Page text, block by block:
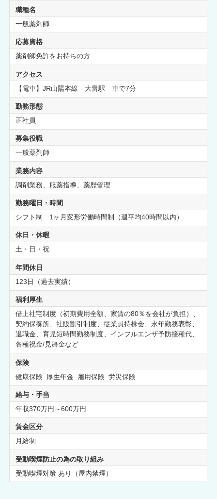
職種名
一般薬剤師
応募資格
薬剤師免許をお持ちの方
アクセス
【電車】JR山陽本線 大畠駅 車で7分
勤務形態
正社員
募集役職
一般薬剤師
業務内容
調剤業務、服薬指導、薬歴管理
勤務曜日・時間
シフト制 1ヶ月変形労働時間制（週平均40時間以内）
休日・休暇
土・日・祝
年間休日
123日（過去実績）
福利厚生
借上社宅制度（初期費用全額、家賃の80％を会社が負担）、
契約保養所、社販割引制度、従業員持株会、永年勤務表彰、
退職金、育児短時間勤務制度、インフルエンザ予防接種代、
各種祝金/見舞金など
保険
健康保険 厚生年金 雇用保険 労災保険
給与・手当
年収370万円～600万円
賃金区分
月給制
受動喫煙防止の為の取り組み
受動喫煙対策 あり（屋内禁煙）